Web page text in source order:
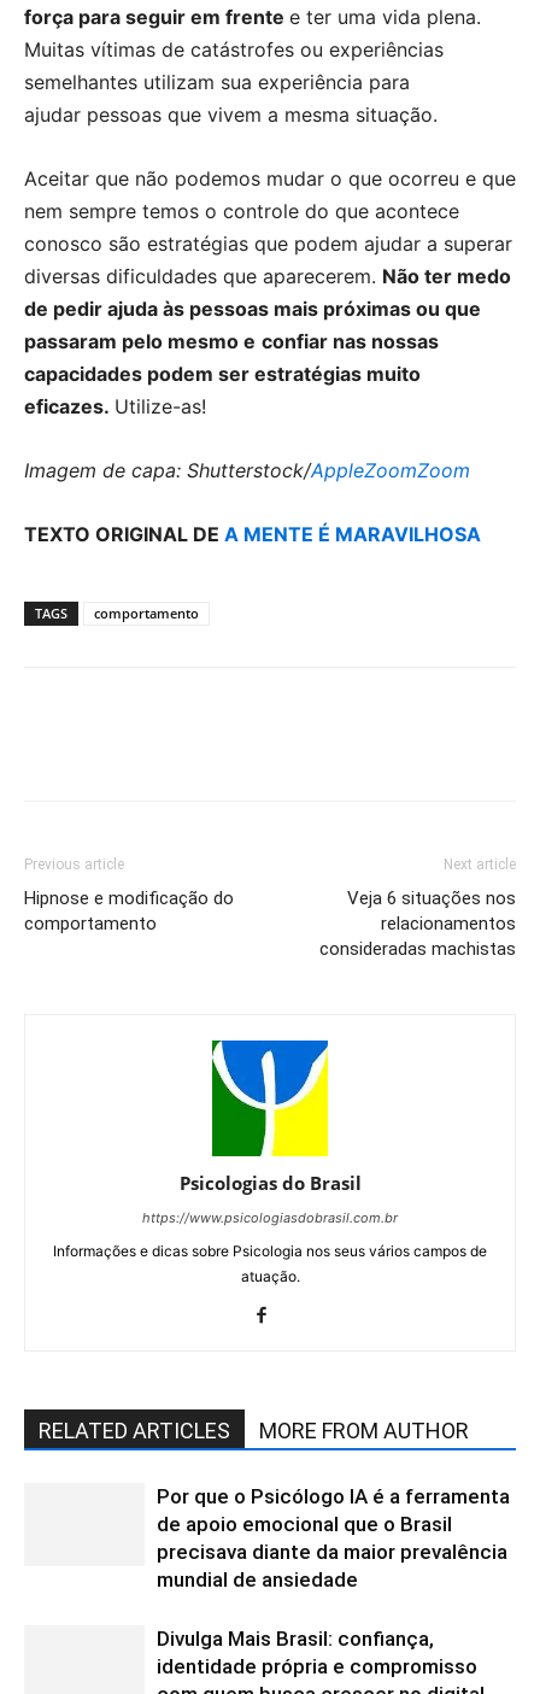
força para seguir em frente e ter uma vida plena.
Muitas vítimas de catástrofes ou experiências
semelhantes utilizam sua experiência para
ajudar pessoas que vivem a mesma situação.
Aceitar que não podemos mudar o que ocorreu e que
nem sempre temos o controle do que acontece
conosco são estratégias que podem ajudar a superar
diversas dificuldades que aparecerem. Não ter medo
de pedir ajuda às pessoas mais próximas ou que
passaram pelo mesmo e confiar nas nossas
capacidades podem ser estratégias muito
eficazes. Utilize-as!
Imagem de capa: Shutterstock/AppleZoomZoom
TEXTO ORIGINAL DE A MENTE É MARAVILHOSA
TAGS comportamento
Previous article
Hipnose e modificação do
comportamento
Next article
Veja 6 situações nos
relacionamentos
consideradas machistas
Psicologias do Brasil
https://www.psicologiasdobrasil.com.br
Informações e dicas sobre Psicologia nos seus vários campos de
atuação.
RELATED ARTICLES MORE FROM AUTHOR
Por que o Psicólogo IA é a ferramenta
de apoio emocional que o Brasil
precisava diante da maior prevalência
mundial de ansiedade
Divulga Mais Brasil: confiança,
identidade própria e compromisso